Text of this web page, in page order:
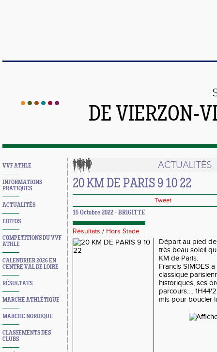
DE VIERZON-
VVF ATHLE
INFORMATIONS
PRATIQUES
ACTUALITÉS
EDITOS
COMPETITIONS DU VVF
ATHLE
CALENDRIER 2026 EN
CENTRE VAL DE LOIRE
RÉSULTATS
MARCHE ATHLÉTIQUE
MARCHE NORDIQUE
CLASSEMENTS DES
CLUBS
ACTUALITÉS
20 KM DE PARIS 9 10 22
Tweet
15 Octobre 2022 - BRIGITTE
Résultats / Hors Stade
Départ au pied
très beau soleil
KM de Paris.
Francis SIMOES
classique
historiques, ses
parcours….
mis pour boucler